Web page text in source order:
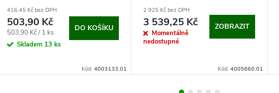
416,45 Kč bez DPH
503,90 Kč
Měrná
cena:
503,90 Kč / 1 ks
Skladem 13 ks
DO KOŠÍKU
Kód: 4003133.01
2 925 Kč bez DPH
3 539,25 Kč
Momentálně
nedostupné
ZOBRAZIT
Kód: 4005660.01